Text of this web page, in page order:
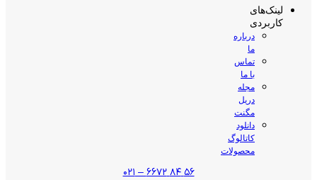
لینک‌های
کاربردی
درباره
ما
تماس
با ما
مجله
دریل
مگنت
دانلود
کاتالوگ
محصولات
۵۶ ۸۴ ۶۶۷۲ – ۰۲۱